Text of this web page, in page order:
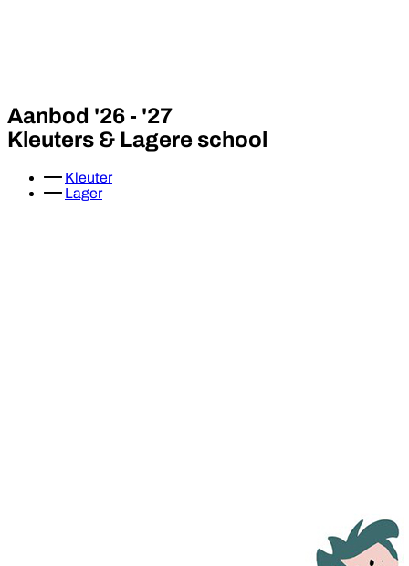
Aanbod '26 - '27
Kleuters & Lagere school
Kleuter
Lager